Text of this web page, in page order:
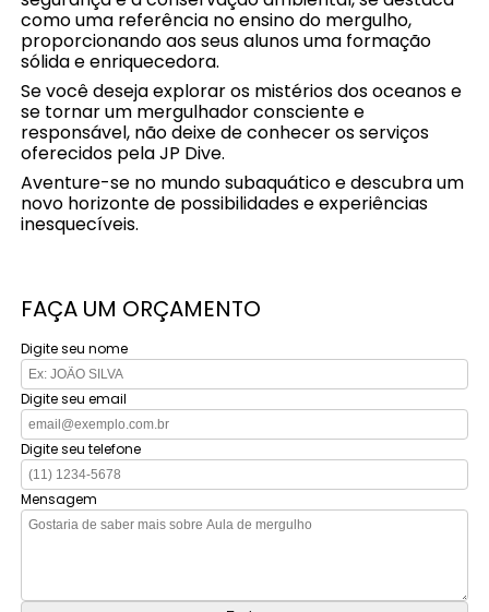
como uma referência no ensino do mergulho,
proporcionando aos seus alunos uma formação
sólida e enriquecedora.
Se você deseja explorar os mistérios dos oceanos e
se tornar um mergulhador consciente e
responsável, não deixe de conhecer os serviços
oferecidos pela JP Dive.
Aventure-se no mundo subaquático e descubra um
novo horizonte de possibilidades e experiências
inesquecíveis.
FAÇA UM ORÇAMENTO
Digite seu nome
Digite seu email
Digite seu telefone
Mensagem